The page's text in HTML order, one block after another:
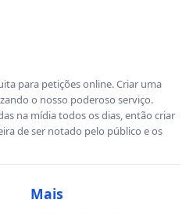
para petições online. Criar uma
o nosso poderoso serviço.
na mídia todos os dias, então criar
de ser notado pelo público e os
Mais